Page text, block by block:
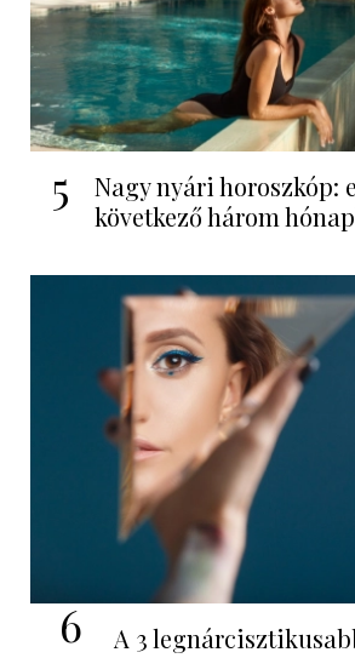
5
Nagy nyári horoszkóp:
következő három
6 A 3